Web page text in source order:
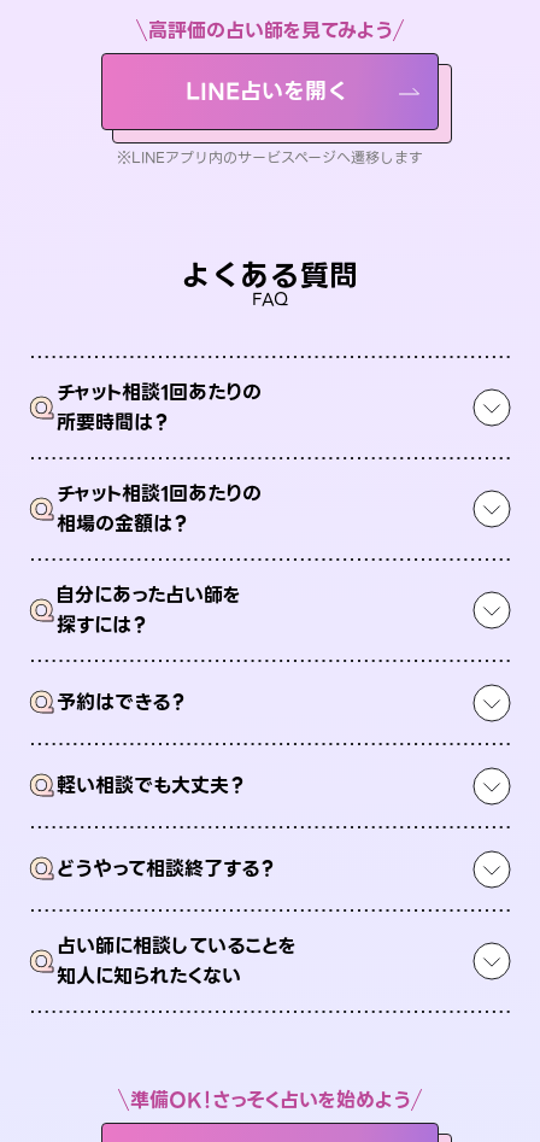
高評価の占い師を見てみよう
LINE占いを開く
※LINEアプリ内のサービスページへ遷移します
よくある質問
FAQ
Qチャット相談1回あたりの
所要時間は？
Qチャット相談1回あたりの
相場の金額は？
Q自分にあった占い師を
探すには？
Q予約はできる？
Q軽い相談でも大丈夫？
Qどうやって相談終了する？
Q占い師に相談していることを
知人に知られたくない
準備OK！さっそく占いを始めよう